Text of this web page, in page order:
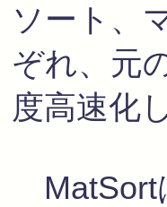
ソート、
ぞれ、元
度高速化
MatSort